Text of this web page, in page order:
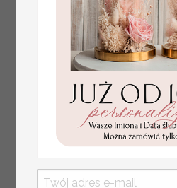
Prezent dla dziecka na narodziny
welurowy album na zdjęcia,
pamiątka z pierwszych lat życia